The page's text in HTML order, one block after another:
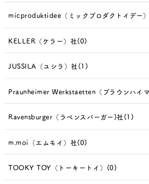
micproduktidee（ミックプロダクトイデー
KELLER（ケラー）社(0)
JUSSILA（ユシラ）社(1)
Praunheimer Werkstaetten（プラウンハイ
Ravensburger（ラベンスバーガー)社(1)
m.moi（エムモイ）社(0)
TOOKY TOY（トーキートイ）(0)